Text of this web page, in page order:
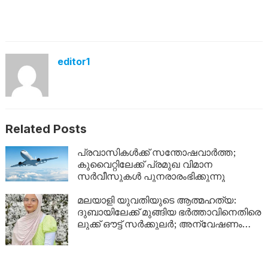
editor1
Related Posts
പ്രവാസികൾക്ക് സന്തോഷവാർത്ത;
കുവൈറ്റിലേക്ക് പ്രമുഖ വിമാന
സർവീസുകൾ പുനരാരംഭിക്കുന്നു
മലയാളി യുവതിയുടെ ആത്മഹത്യ:
ദുബായിലേക്ക് മുങ്ങിയ ഭർത്താവിനെതിരെ
ലുക്ക് ഔട്ട് സർക്കുലർ; അന്വേഷണം